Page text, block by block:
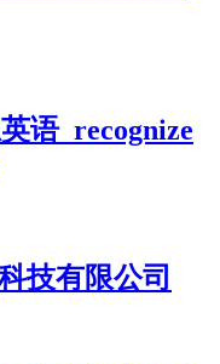
语_recognize
技有限公司